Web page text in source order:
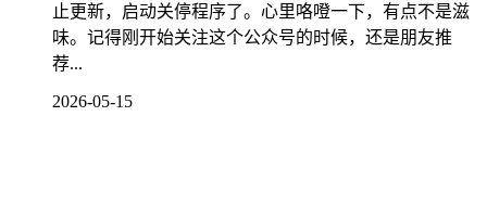
止更新，启动关停程序了。心里咯噔一下，有点不是滋
味。记得刚开始关注这个公众号的时候，还是朋友推
荐...
2026-05-15